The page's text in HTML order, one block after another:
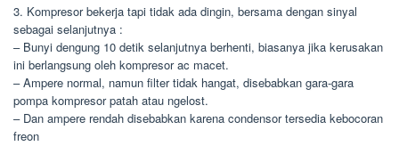
3. Kompresor bekerja tapi tidak ada dingin, bersama dengan sinyal
sebagai selanjutnya :
– Bunyi dengung 10 detik selanjutnya berhenti, biasanya jika kerusakan
ini berlangsung oleh kompresor ac macet.
– Ampere normal, namun filter tidak hangat, disebabkan gara-gara
pompa kompresor patah atau ngelost.
– Dan ampere rendah disebabkan karena condensor tersedia kebocoran
freon